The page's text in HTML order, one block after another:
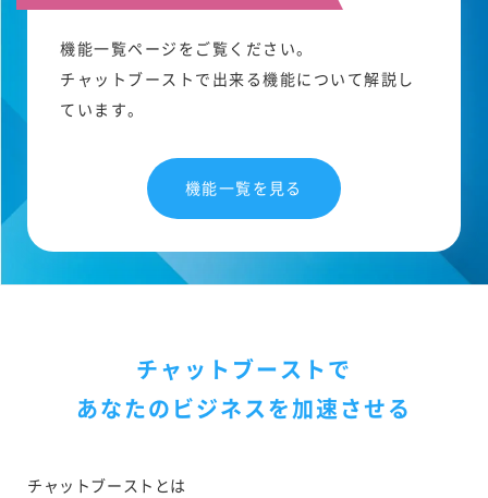
機能一覧ページをご覧ください。
チャットブーストで出来る機能について解説し
ています。
機能一覧を見る
チャットブーストで
あなたのビジネスを加速させる
チャットブーストとは